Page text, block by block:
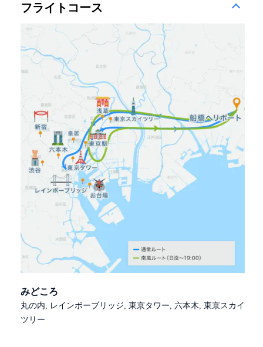
フライトコース
みどころ
丸の内, レインボーブリッジ, 東京タワー, 六本木, 東京スカイ
ツリー